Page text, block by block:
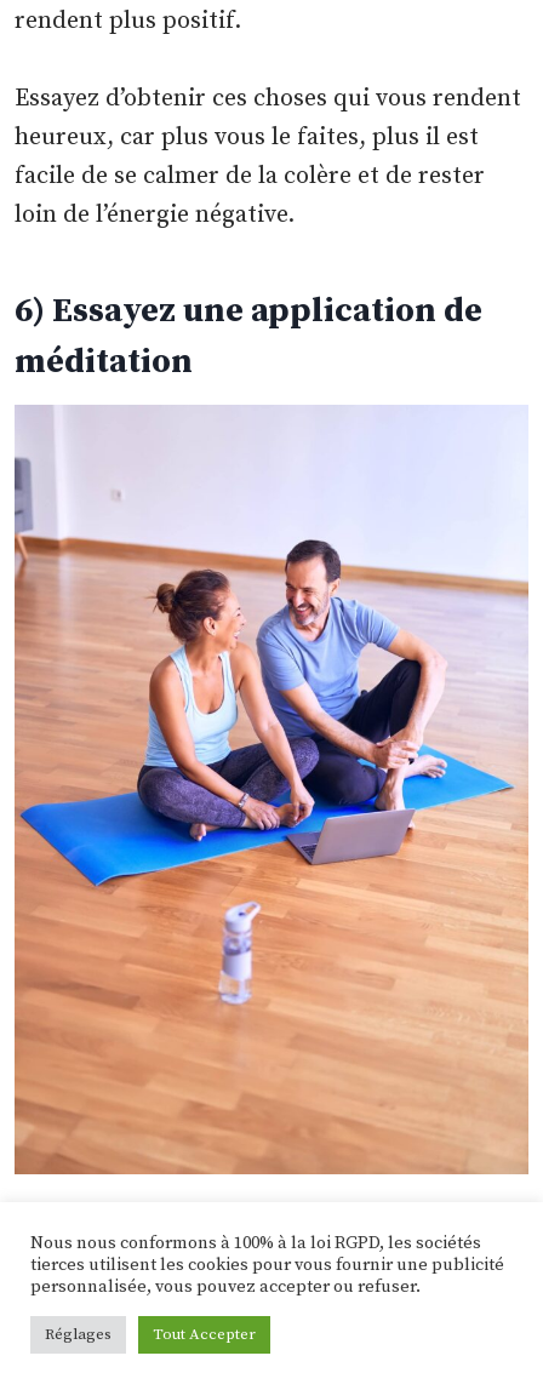
rendent plus positif.
Essayez d’obtenir ces choses qui vous rendent
heureux, car plus vous le faites, plus il est
facile de se calmer de la colère et de rester
loin de l’énergie négative.
6) Essayez une application de
méditation
Pour cette étape, vous pouvez essayer quelque
chose comme Headspace.
Headspace est une application conçue pour
Nous nous conformons à 100% à la loi RGPD, les sociétés
tierces utilisent les cookies pour vous fournir une publicité
personnalisée, vous pouvez accepter ou refuser.
Réglages Tout Accepter